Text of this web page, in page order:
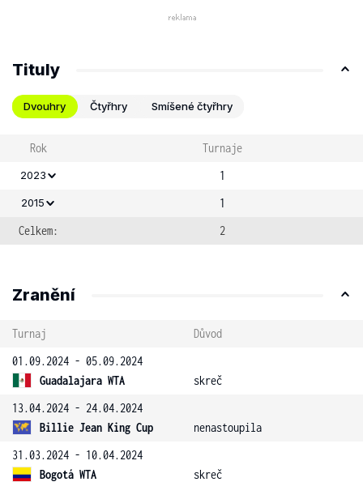
Tituly
Dvouhry Čtyřhry Smíšené čtyřhry
Rok Turnaje
2023 1
2015
1
Celkem:
2
Zranění
Turnaj
Důvod
01.09.2024 - 05.09.2024
Guadalajara WTA
skreč
13.04.2024 - 24.04.2024
Billie Jean King Cup
nenastoupila
31.03.2024 - 10.04.2024
Bogotá WTA
skreč